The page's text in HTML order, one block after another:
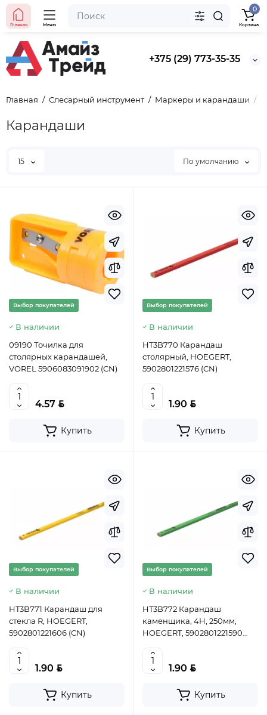
+375 (29) 773-35-35
Главная Меню
0
Корзина
Главная Слесарный инструмент Маркеры и карандаши
Карандаши
15 По умолчанию
Выбор покупателей
В наличии
09190 Точилка для
столярных карандашей,
VOREL 5906083091902 (CN)
4.57 BYN
Купить
Выбор покупателей
В наличии
HT3B770 Карандаш
столярный, HOEGERT,
5902801221576 (CN)
1.90 BYN
Купить
Выбор покупателей
В наличии
HT3B771 Карандаш для
стекла R, HOEGERT,
5902801221606 (CN)
1.90 BYN
Купить
Выбор покупателей
В наличии
HT3B772 Карандаш
каменщика, 4H, 250мм,
HOEGERT, 5902801221590
1.90 BYN
Купить